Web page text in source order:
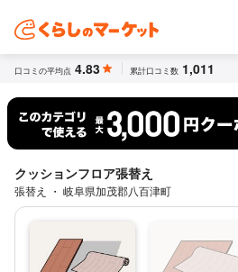
口コミの平均点 4.83 累計口コミ数 1,011
クッションフロア張替え
張替え ・ 岐阜県加茂郡八百津町